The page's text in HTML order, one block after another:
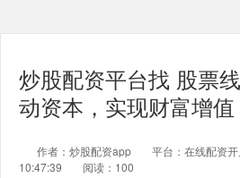
炒股配资平台找 股票
动资本，实现财富增值
作者：炒股配资app 平台：在线配资开
10:47:39
阅读：100